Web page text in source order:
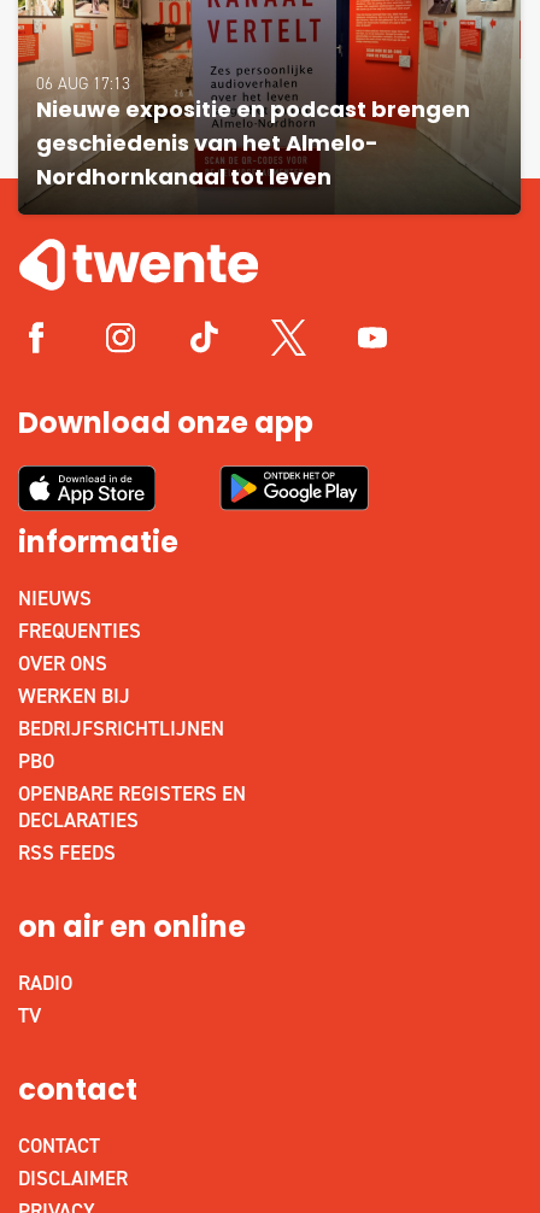
06 AUG 17:13
Nieuwe expositie en podcast brengen
geschiedenis van het Almelo-
Nordhornkanaal tot leven
Download onze app
informatie
NIEUWS
FREQUENTIES
OVER ONS
WERKEN BIJ
BEDRIJFSRICHTLIJNEN
PBO
OPENBARE REGISTERS EN
DECLARATIES
RSS FEEDS
on air en online
RADIO
TV
contact
CONTACT
DISCLAIMER